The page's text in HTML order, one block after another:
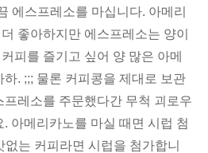
에스프레소를 마십니다. 아메리
좋아하지만 에스프레소는 양이
피를 즐기고 싶어 양 많은 아메
. ;;; 물론 커피콩을 제대로 보관
레소를 주문했다간 무척 괴로우
아메리카노를 마실 때면 시럽 첨
는 커피라면 시럽을 첨가합니